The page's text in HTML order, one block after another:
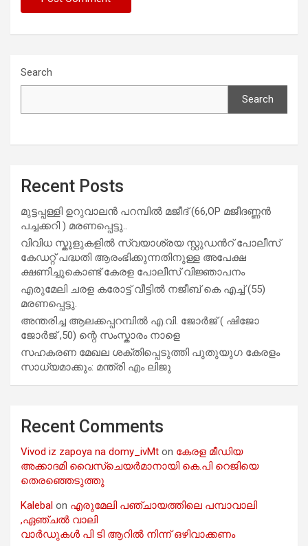
Search
Search
Recent Posts
മുട്ടപ്പള്ളി ഉറുവാലൻ പറമ്പിൽ മജീദ് (66,OP മജീദണ്ണൻ
പച്ചക്കറി ) മരണപ്പെട്ടു..
വിവിധ സ്കൂളുകളില്‍ സ്വയാശ്രയ സ്റ്റുഡന്‍റ് പോലീസ്
കേഡറ്റ് പദ്ധതി ആരംഭിക്കുന്നതിനുള്ള അപേക്ഷ
ക്ഷണിച്ചുകൊണ്ട് കേരള പോലീസ് വിജ്ഞാപനം
എരുമേലി ചരള കരോട്ട് വീട്ടിൽ നജീബ് കെ എച്ച് (55)
മരണപ്പെട്ടു.
അന്തരിച്ച ആ​ല​ക്ക​പ്പ​റമ്പിൽ​ എ.​വി. ജോ​ർ​ജ് ( ഷിജോ
ജോർജ് ,50) ന്റെ സംസ്കാരം നാളെ
സഹകരണ മേഖല ശക്തിപ്പെടുത്തി പുതുയുഗ കേരളം
സാധ്യമാക്കും: മന്ത്രി എം ലിജു
Recent Comments
Vivod iz zapoya na domy_ivMt on കേരള മീഡിയ
അക്കാദമി വൈസ്ചെയർമാനായി കെ.പി റെജിയെ
തെരഞ്ഞെടുത്തു
Kalebal on എരുമേലി പഞ്ചായത്തിലെ പമ്പാവാലി
,ഏഞ്ചൽ വാലി
വാർഡുകൾ പി ടി ആറിൽ നിന്ന് ഒഴിവാക്കണം